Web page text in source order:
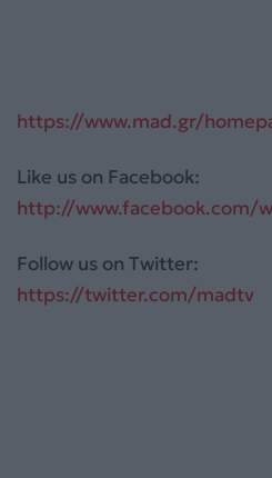
https://www.mad.gr/
Like us on Facebook:
http://www.facebook.com/
Follow us on Twitter:
https://twitter.com/madtv